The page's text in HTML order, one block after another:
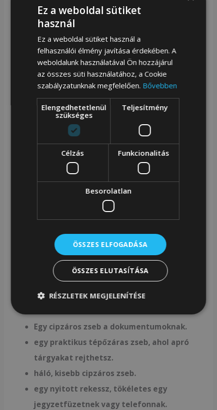
Több zseb és rekesz a tökéletes
szervezettséghez.
Masszív cipzár, hogy megvédje a tartalmát.
Tartós szerelvények és fém elemek
minőség iránti figyelemmel készültek.
A tökéletes ajándék – praktikus és stílusos
kiegészítőként mindenkinek.
Fő rekter – minden részletben átgondolt
A hátizsák belsejében egy párnázott rekesz található,
amely 29 × 24 cm hosszú, tökéletes hely laptop,
táblagép vagy más hordozható eszközök számára.
Mindkét oldalon két rugalmas belső zseb található,
Extra rekeszzsebek – még nagyobb szervezett
Bent azt is találod:
Egy cipzáros zseb a dokumentumoknak.
egy praktikus tépőzáras zseb, ahol apró
tárgyakat rejthetsz.
háló, kisebb cipzáros zseb.
egy nyitott rekessz, tökéletes egy
jegyzetfüzetnek vagy telefonnak.
Ez a weboldal sütiket
használ
Ez a weboldal sütiket használ a
felhasználói élmény javítása érdekében. A
weboldalunk használatával Ön hozzájárul
az összes süti használatához, a Cookie
szabályzatunknak megfelelően. Bővebben
Elengedhetetlenül
szükséges
Teljesítmény
Célzás Funkcionalitás
Besorolatlan
ÖSSZES ELFOGADÁSA
ÖSSZES ELUTASÍTÁSA
RÉSZLETEK MEGJELENÍTÉSE